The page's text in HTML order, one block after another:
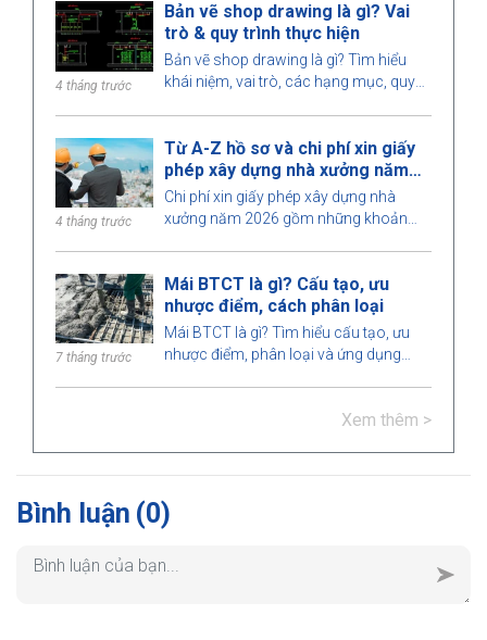
4 tháng trước
Bản vẽ shop drawing là gì? Vai
trò & quy trình thực hiện
Bản vẽ shop drawing là gì? Tìm hiểu
khái niệm, vai trò, các hạng mục, quy
4 tháng trước
Từ A-Z hồ sơ và chi phí xin giấy
phép xây dựng nhà xưởng năm
2026
Chi phí xin giấy phép xây dựng nhà
xưởng năm 2026 gồm những khoản
tiết tại đây.
7 tháng trước
Mái BTCT là gì? Cấu tạo, ưu
nhược điểm, cách phân loại
Mái BTCT là gì? Tìm hiểu cấu tạo, ưu
nhược điểm, phân loại và ứng dụng
Xem thêm >
Bình luận (0)